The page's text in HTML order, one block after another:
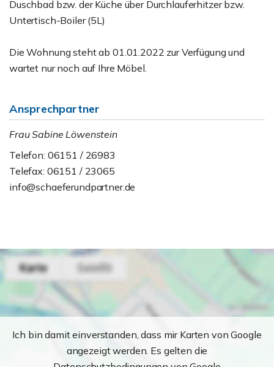
Duschbad bzw. der Küche über Durchlauferhitzer bzw.
Untertisch-Boiler (5L)
Die Wohnung steht ab 01.01.2022 zur Verfügung und
wartet nur noch auf Ihre Möbel.
Ansprechpartner
Frau Sabine Löwenstein
Telefon: 06151 / 26983
Telefax: 06151 / 23065
info@schaeferundpartner.de
Ich bin damit einverstanden, dass mir Karten von Google
angezeigt werden. Es gelten die